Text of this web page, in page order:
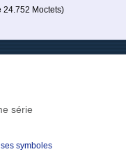
24.752 Moctets)
série
symboles